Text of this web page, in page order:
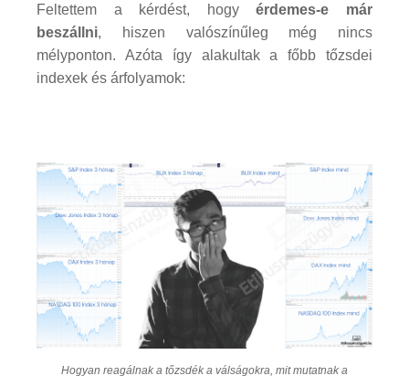
Feltettem a kérdést, hogyérdemes-e már
beszállni, hiszen valószínűleg még nincs
mélyponton. Azóta így alakultak a főbb tőzsdei
indexek és árfolyamok:
Hogyan reagálnak a tőzsdék a válságokra, mit mutatnak a